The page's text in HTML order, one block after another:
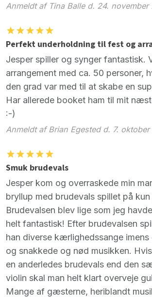
Anmeldt af Tina Balle d. 24. november
Perfekt underholdning til fest og
Jesper spiller og synger fantastisk.
arrangement med ca. 50 personer,
den grad var med til at skabe en
Har allerede booket ham til mit
:-)
Anmeldt af Brian Egested d. 7. oktober
Smuk brudevals
Jesper kom og overraskede min
bryllup med brudevals spillet på kun
Brudevalsen blev lige som jeg
helt fantastisk! Efter brudevalsen
han diverse kærlighedssange
og snakkede og nød musikken.
en anderledes brudevals end den
violin skal man helt klart overveje
Mange af gæsterne, heriblandt